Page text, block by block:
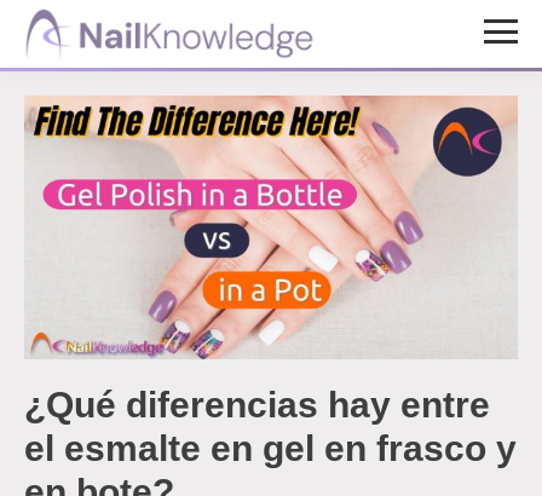
Saltar
principal
Saltar
de
Conocimientos
de
uñas
¿Qué diferencias hay entre
el esmalte en gel en frasco y